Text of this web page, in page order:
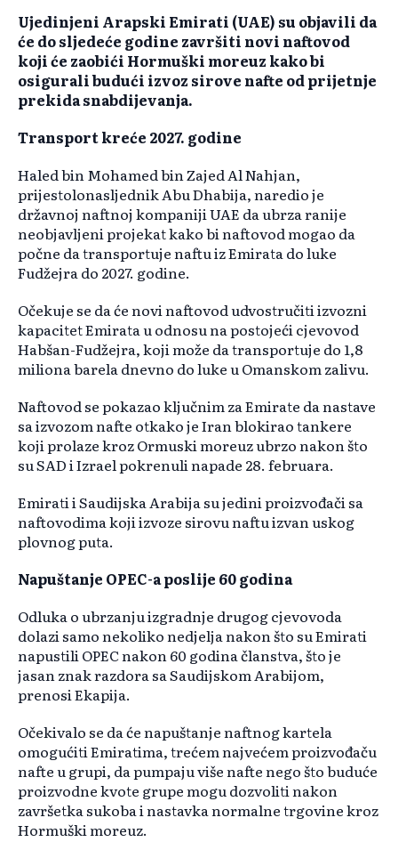
Ujedinjeni Arapski Emirati (UAE) su objavili da
će do sljedeće godine završiti novi naftovod
koji će zaobići Hormuški moreuz kako bi
osigurali budući izvoz sirove nafte od prijetnje
prekida snabdijevanja.
Transport kreće 2027. godine
Haled bin Mohamed bin Zajed Al Nahjan,
prijestolonasljednik Abu Dhabija, naredio je
državnoj naftnoj kompaniji UAE da ubrza ranije
neobjavljeni projekat kako bi naftovod mogao da
počne da transportuje naftu iz Emirata do luke
Fudžejra do 2027. godine.
Očekuje se da će novi naftovod udvostručiti izvozni
kapacitet Emirata u odnosu na postojeći cjevovod
Habšan-Fudžejra, koji može da transportuje do 1,8
miliona barela dnevno do luke u Omanskom zalivu.
Naftovod se pokazao ključnim za Emirate da nastave
sa izvozom nafte otkako je Iran blokirao tankere
koji prolaze kroz Ormuski moreuz ubrzo nakon što
su SAD i Izrael pokrenuli napade 28. februara.
Emirati i Saudijska Arabija su jedini proizvođači sa
naftovodima koji izvoze sirovu naftu izvan uskog
plovnog puta.
Napuštanje OPEC-a poslije 60 godina
Odluka o ubrzanju izgradnje drugog cjevovoda
dolazi samo nekoliko nedjelja nakon što su Emirati
napustili OPEC nakon 60 godina članstva, što je
jasan znak razdora sa Saudijskom Arabijom,
prenosi Ekapija.
Očekivalo se da će napuštanje naftnog kartela
omogućiti Emiratima, trećem najvećem proizvođaču
nafte u grupi, da pumpaju više nafte nego što buduće
proizvodne kvote grupe mogu dozvoliti nakon
završetka sukoba i nastavka normalne trgovine kroz
Hormuški moreuz.